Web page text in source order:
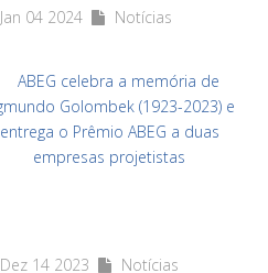
Jan 04 2024 Notícias
Dez 14 2023 Notícias